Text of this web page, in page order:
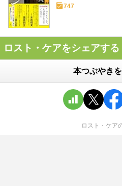
747
ロスト・ケアをシェアする
本つぶやき
ロスト・ケア